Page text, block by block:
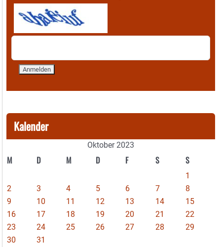
Kalender
Oktober 2023
M D M D F S S
1
2
3 4 5 6 7
8
9
10 11 12 13 14
15
16
17 18 19 20 21
22
23
24 25 26 27 28
29
30
31